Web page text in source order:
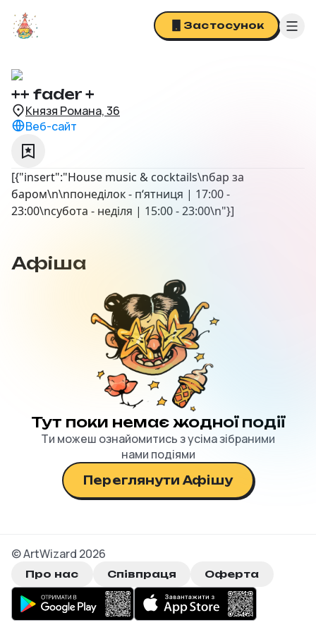
Застосунок
Львів
++ fader +
Князя Романа, 36
Веб-сайт
[{"insert":"House music & cocktails\nбар за
баром\n\nпонеділок - п‘ятниця | 17:00 -
23:00\nсубота - неділя | 15:00 - 23:00\n"}]
Афіша
Тут поки немає жодної події
Ти можеш ознайомитись з усіма зібраними
нами подіями
Переглянути Афішу
© ArtWizard 2026
Про нас Співпраця Оферта